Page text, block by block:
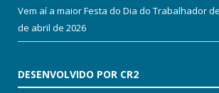
Vem aí a maior Festa do Dia do Trabalhador
de abril de 2026
DESENVOLVIDO POR CR2